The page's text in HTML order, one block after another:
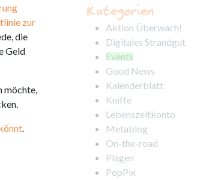
zur
die
Geld
möchte,
.
Kategorien
Aktion Überwach!
Digitales Strandgut
Events
Good News
Kalenderblatt
Kniffe
Lebenszeitkonto
Metablog
On-the-road
Plagen
PopPix